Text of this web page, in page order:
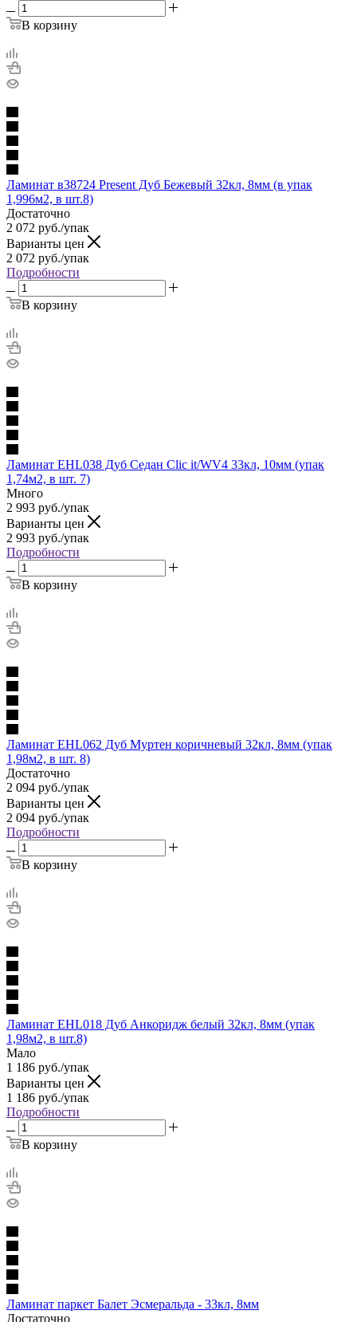
В корзину
Ламинат в38724 Present Дуб Бежевый 32кл, 8мм (в упак
1,996м2, в шт.8)
Достаточно
2 072 руб./упак
Варианты цен
2 072 руб./упак
Подробности
В корзину
Ламинат EHL038 Дуб Седан Clic it/WV4 33кл, 10мм (упак
1,74м2, в шт. 7)
Много
2 993 руб./упак
Варианты цен
2 993 руб./упак
Подробности
В корзину
Ламинат EHL062 Дуб Муртен коричневый 32кл, 8мм (упак
1,98м2, в шт. 8)
Достаточно
2 094 руб./упак
Варианты цен
2 094 руб./упак
Подробности
В корзину
Ламинат EHL018 Дуб Анкоридж белый 32кл, 8мм (упак
1,98м2, в шт.8)
Мало
1 186 руб./упак
Варианты цен
1 186 руб./упак
Подробности
В корзину
Ламинат паркет Балет Эсмеральда - 33кл, 8мм
Достаточно